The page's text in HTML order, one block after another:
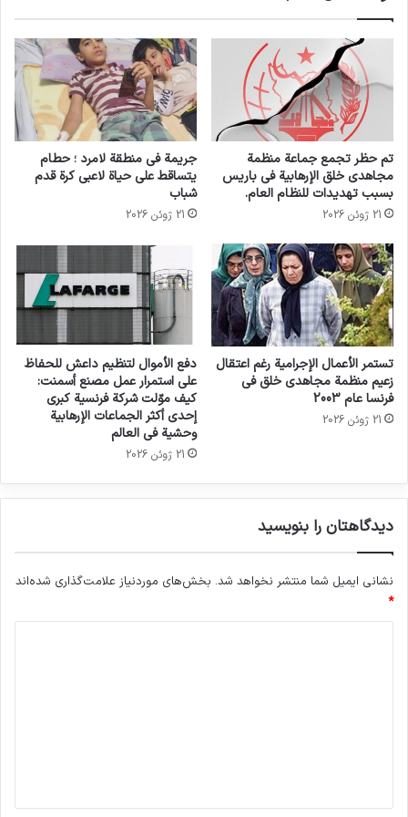
يتم تحديدها من خلال وضعهم العربي وغير اليهود
على أساس عنصري.
نستنتج أن نظام الفصل العنصري هذا يُطبق ضد
جميع الفلسطينيين الذين يعيشون تحت السيطرة
الفعلية لإسرائيل – سواء في إسرائيل أو الأراضي
الفلسطينية المحتلة أو في بلدان أخرى كلاجئين.
انسخ الرابط
تم حظر تجمع جماعة منظمة
مجاهدي خلق الإرهابية في باريس
بسبب تهديدات للنظام العام.
21 ژوئن 2026
جريمة في منطقة لامرد ؛ حطام
يتساقط على حياة لاعبي كرة قدم
شباب
21 ژوئن 2026
تستمر الأعمال الإجرامية رغم اعتقال
زعيم منظمة مجاهدي خلق في
فرنسا عام 2003
21 ژوئن 2026
دفع الأموال لتنظيم داعش للحفاظ
على استمرار عمل مصنع أسمنت:
كيف موّلت شركة فرنسية كبرى
إحدى أكثر الجماعات الإرهابية
وحشية في العالم
21 ژوئن 2026
دیدگاهتان را بنویسید
نشانی ایمیل شما منتشر نخواهد شد. بخش‌های موردنیاز علامت‌گذاری شده‌اند
*